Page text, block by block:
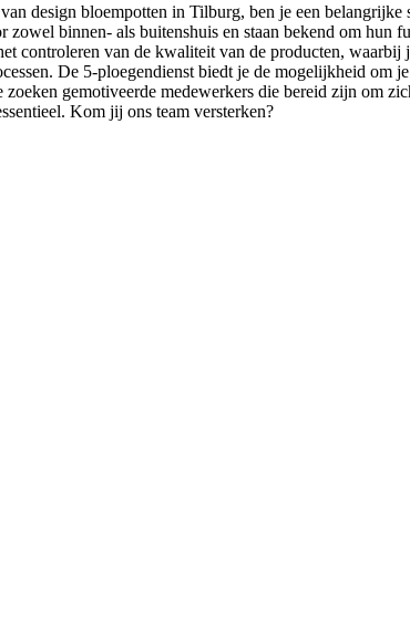
design bloempotten in Tilburg, ben je een
binnen- als buitenshuis en staan bekend om hun
controleren van de kwaliteit van de producten,
De 5-ploegendienst biedt je de mogelijkheid om
gemotiveerde medewerkers die bereid zijn om
Kom jij ons team versterken?